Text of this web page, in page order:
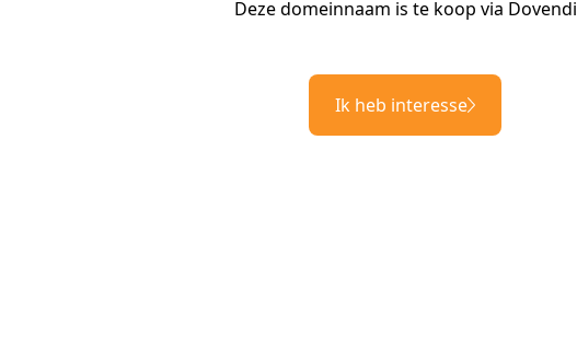
Deze domeinnaam is te koop via Dovendi
Ik heb interesse